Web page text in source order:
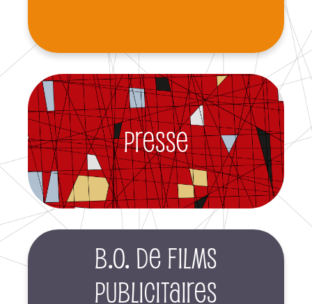
Presse
B.O. de films
publicitaires